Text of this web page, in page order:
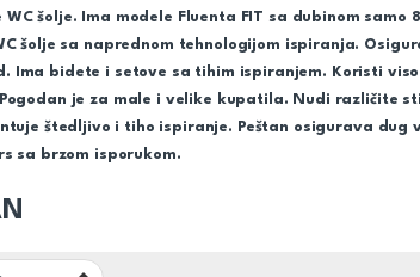
šolje. Ima modele Fluenta FIT sa dubinom samo
šolje sa naprednom tehnologijom ispiranja.
Ima bidete i setove sa tihim ispiranjem. Koristi
je za male i velike kupatila. Nudi različite
štedljivo i tiho ispiranje. Peštan osigurava dug
sa brzom isporukom.